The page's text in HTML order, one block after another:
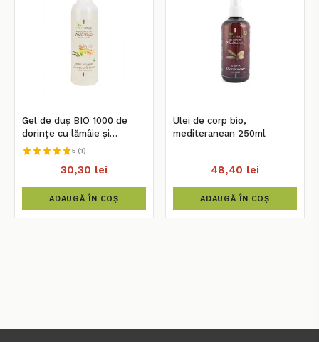
Gel de duș BIO 1000 de
dorințe cu lămâie și
vanilină, 250ml
5 (1)
30,30 lei
ADAUGĂ ÎN COȘ
Ulei de corp bio,
mediteranean 250ml
48,40 lei
ADAUGĂ ÎN COȘ